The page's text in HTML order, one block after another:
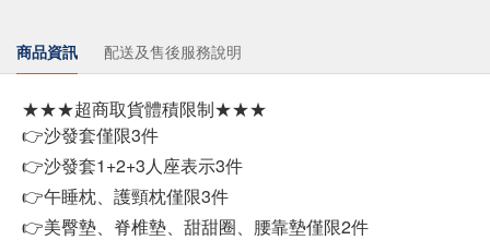
商品資訊 配送及售後服務說明
★★★超商取貨體積限制★★★
👉沙發套僅限3件
👉沙發套1+2+3人座表示3件
👉午睡枕、護頸枕僅限3件
👉美臀墊、脊椎墊、甜甜圈、腰靠墊僅限2件